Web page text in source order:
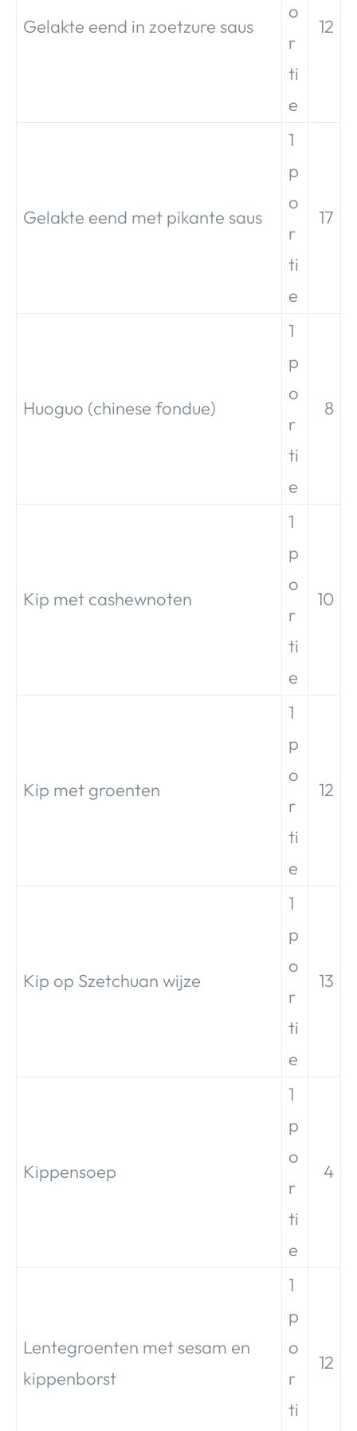
Gelakte eend in zoetzure saus
o
r
ti
e
12
Gelakte eend met pikante saus
1
p
o
r
ti
e
17
Huoguo (chinese fondue)
1
p
o
r
ti
e
8
Kip met cashewnoten
1
p
o
r
ti
e
10
Kip met groenten
1
p
o
r
ti
e
12
Kip op Szetchuan wijze
1
p
o
r
ti
e
13
Kippensoep
1
p
o
r
ti
e
4
Lentegroenten met sesam en
kippenborst
1
p
o
r
ti
12